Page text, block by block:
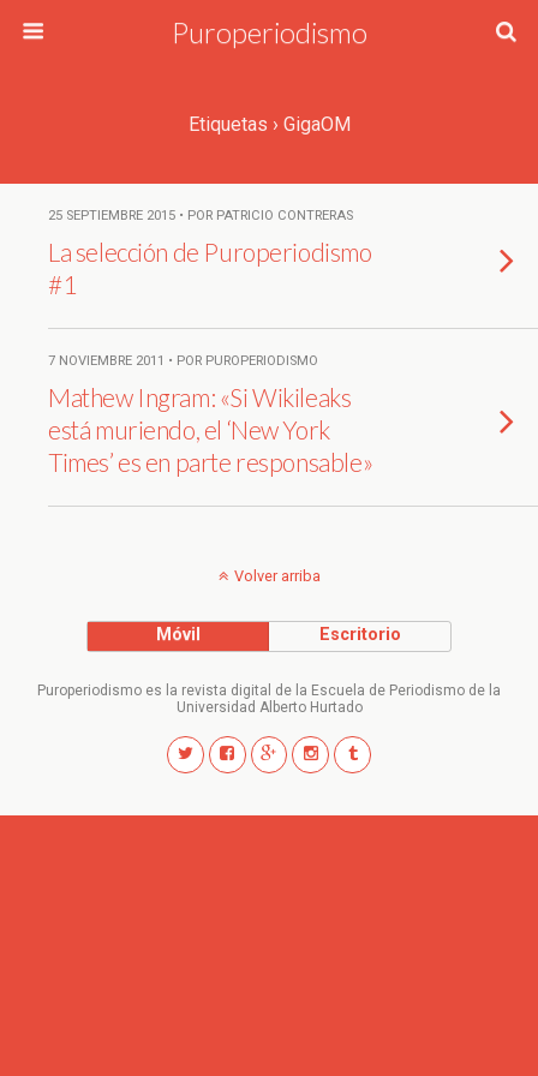
Puroperiodismo
Etiquetas › GigaOM
25 SEPTIEMBRE 2015 • POR PATRICIO CONTRERAS
La selección de Puroperiodismo
#1
7 NOVIEMBRE 2011 • POR PUROPERIODISMO
Mathew Ingram: «Si Wikileaks
está muriendo, el ‘New York
Times’ es en parte responsable»
Volver arriba
Móvil Escritorio
Puroperiodismo es la revista digital de la Escuela de Periodismo de la
Universidad Alberto Hurtado